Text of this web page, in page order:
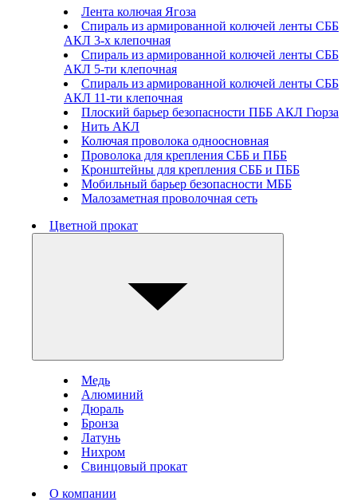
Лента колючая Ягоза
Спираль из армированной колючей ленты СББ
АКЛ 3-х клепочная
Спираль из армированной колючей ленты СББ
АКЛ 5-ти клепочная
Спираль из армированной колючей ленты СББ
АКЛ 11-ти клепочная
Плоский барьер безопасности ПББ АКЛ Гюрза
Нить АКЛ
Колючая проволока одноосновная
Проволока для крепления СББ и ПББ
Кронштейны для крепления СББ и ПББ
Мобильный барьер безопасности МББ
Малозаметная проволочная сеть
Цветной прокат
Медь
Алюминий
Дюраль
Бронза
Латунь
Нихром
Свинцовый прокат
О компании